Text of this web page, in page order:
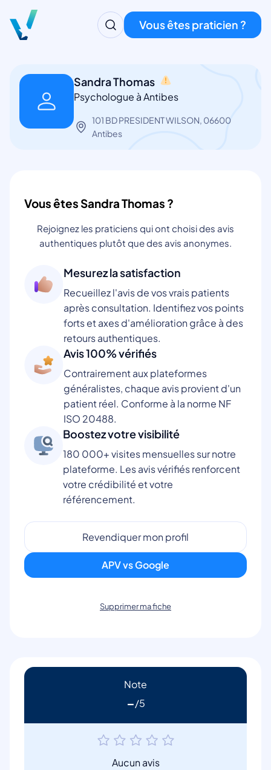
Vous êtes praticien ?
Sandra Thomas
Psychologue à Antibes
101 BD PRESIDENT WILSON, 06600
Antibes
Vous êtes Sandra Thomas ?
Rejoignez les praticiens qui ont choisi des avis
authentiques plutôt que des avis anonymes.
Mesurez la satisfaction
Recueillez l'avis de vos vrais patients
après consultation. Identifiez vos points
forts et axes d'amélioration grâce à des
retours authentiques.
Avis 100% vérifiés
Contrairement aux plateformes
généralistes, chaque avis provient d'un
patient réel. Conforme à la norme NF
ISO 20488.
Boostez votre visibilité
180 000+ visites mensuelles sur notre
plateforme. Les avis vérifiés renforcent
votre crédibilité et votre
référencement.
Revendiquer mon profil
APV vs Google
Supprimer ma fiche
Note
-
Aucun avis